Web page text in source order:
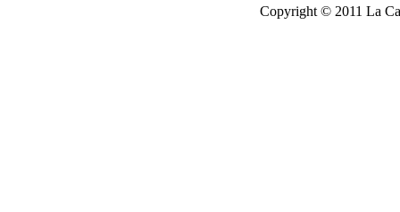
Copyright © 2011 La